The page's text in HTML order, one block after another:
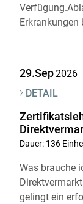
Erkrankungen
29.Sep2026
DETAIL
Dauer: 136
Was brauche
gelingt ein